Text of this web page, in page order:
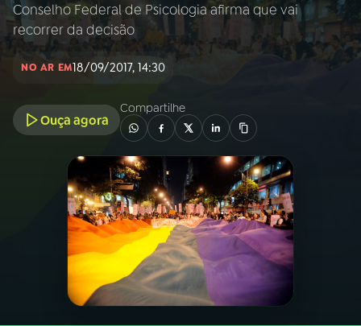
AO VIVO
INÍCIO
A RÁDIO
PROGRAMAÇÃO
PROGRAMAS
PODCASTS
Conselho Federal de Psicologia afirma que vai
recorrer da decisão
NO AR EM18/09/2017, 14:30
Ouça agora
Compartilhe